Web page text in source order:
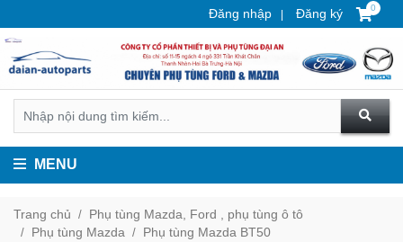
Đăng nhập Đăng ký 0
MENU
Trang chủ
Phụ tùng Mazda, Ford , phụ tùng ô tô
Phụ tùng Mazda
Phụ tùng Mazda BT50